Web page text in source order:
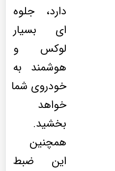
دارد، جلوه
ای بسیار
لوکس و
هوشمند به
خودروی شما
خواهد
بخشید.
همچنین
این ضبط